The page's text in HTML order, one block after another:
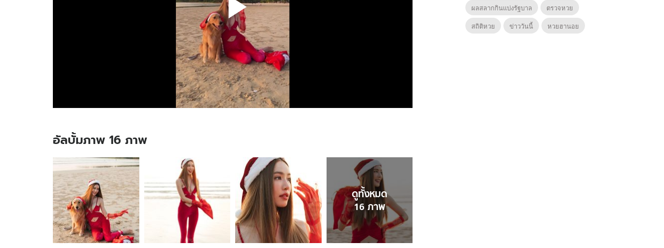
อัลบั้มภาพ 16 ภาพ
อัลบั้ม
ภาพ
16
ภาพ
ของ
ทะเล
เดือด
"เกรซ
กาญ
ดูทั้งหมด
16 ภาพ
ผลสลากกินแบ่งรัฐบาล
ตรวจหวย
สถิติหวย
ข่าววันนี้ หวยฮานอย